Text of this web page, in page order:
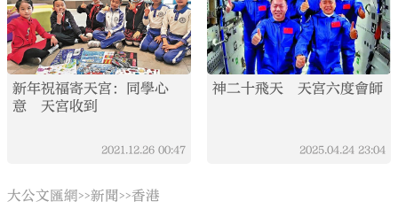
新年祝福寄天宮：同學心
意 天宮收到
2021.12.26 00:47
神二十飛天 天宮六度會師
2025.04.24 23:04
大公文匯網>>新聞>>香港